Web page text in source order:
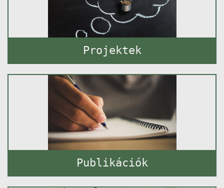
Projektek
Publikációk